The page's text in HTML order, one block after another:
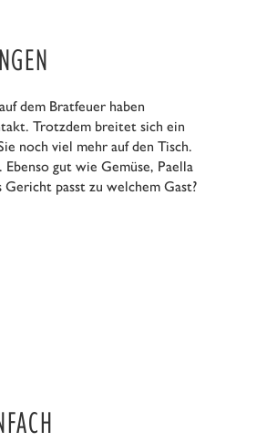
dem Bratfeuer haben
Trotzdem breitet sich ein
noch viel mehr auf den Tisch.
gut wie Gemüse, Paella
passt zu welchem Gast?